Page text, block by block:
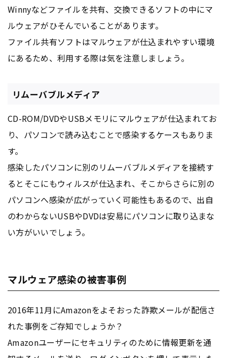
Winnyなどファイルを共有、交換できるソフトの中にマ
ルウェアがひそんでいることがあります。
ファイル共有ソフトはマルウェアが仕込まれやすい環境
にあるため、利用する際は気を注意しましょう。
リムーバブルメディア
CD-ROM/DVDやUSBメモリにマルウェアが仕込まれてお
り、パソコンで読み込むことで感染するケースもありま
す。
感染したパソコンに別のリムーバブルメディアを接続す
るとそこにもウィルスが仕込まれ、そこからさらに別の
パソコンへ感染が広がっていく可能性もあるので、出自
のわからないUSBやDVDは安易にパソコンに取り込まな
い方がいいでしょう。
マルウェア感染の被害事例
2016年11月にAmazonをよそおった詐欺メールが配信さ
れた事例をご存知でしょうか？
Amazonユーザーにセキュリティのために情報更新を通